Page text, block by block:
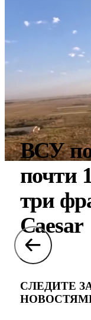
ВСУ
почти
три
Caesar
СЛЕДИТЕ